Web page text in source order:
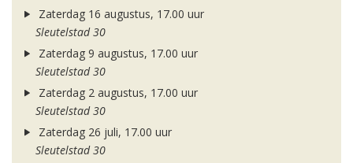
Zaterdag 16 augustus, 17.00 uur
Sleutelstad 30
Zaterdag 9 augustus, 17.00 uur
Sleutelstad 30
Zaterdag 2 augustus, 17.00 uur
Sleutelstad 30
Zaterdag 26 juli, 17.00 uur
Sleutelstad 30